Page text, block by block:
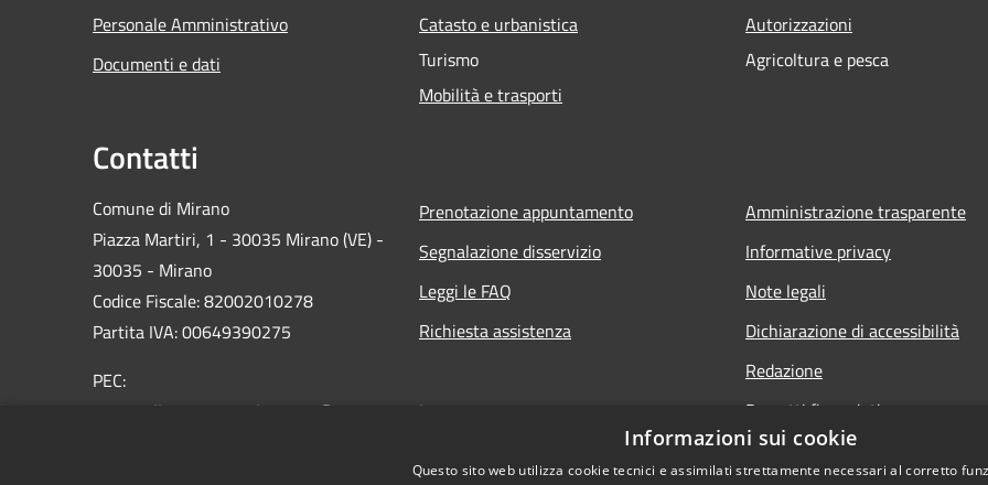
Personale Amministrativo
Documenti e dati
Catasto e urbanistica
Turismo
Mobilità e trasporti
Autorizzazioni
Agricoltura e pesca
Contatti
Comune di Mirano
Piazza Martiri, 1 - 30035 Mirano (VE) -
30035 - Mirano
Codice Fiscale: 82002010278
Partita IVA: 00649390275
PEC:
protocollo.comune.mirano.ve@pecveneto.it
Prenotazione appuntamento
Segnalazione disservizio
Leggi le FAQ
Richiesta assistenza
Amministrazione trasparente
Informative privacy
Note legali
Dichiarazione di accessibilità
Redazione
Progetti finanziati
Informazioni sui cookie
Questo sito web utilizza cookie tecnici e assimilati strettamente necessari al corretto